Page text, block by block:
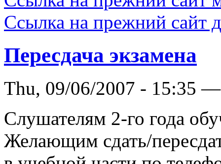
Ссылка на прежний сайт
Пересдача экзамена
Thu, 09/06/2007 - 15:35
Слушателям 2-го года
Желающим сдать/